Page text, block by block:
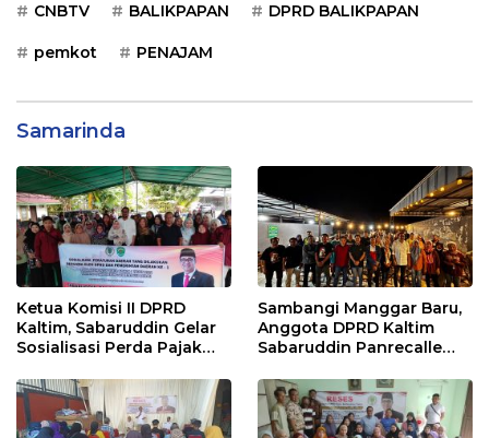
CNBTV BALIKPAPAN DPRD BALIKPAPAN
pemkot PENAJAM
Samarinda
Ketua Komisi II DPRD
Kaltim, Sabaruddin Gelar
Sosialisasi Perda Pajak
Sepinggan Raya
Balikpapan
Sambangi Manggar Baru,
Anggota DPRD Kaltim
Sabaruddin Panrecalle
Balikpapan